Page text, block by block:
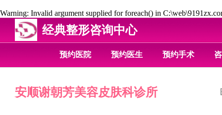
Warning: Invalid argument supplied for foreach() in
经典整形咨询中心
预约医院 预约医生 预约手术
安顺谢朝芳美容皮肤科诊所